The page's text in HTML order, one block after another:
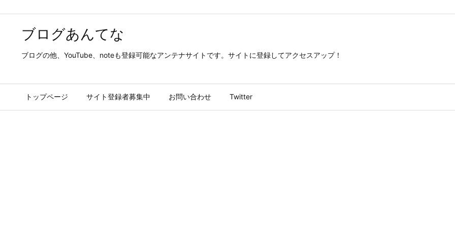
ブログあんてな
ブログの他、YouTube、noteも登録可能なアンテナサイトです。サイトに登録してアクセスアップ！
トップページ サイト登録者募集中 お問い合わせ Twitter